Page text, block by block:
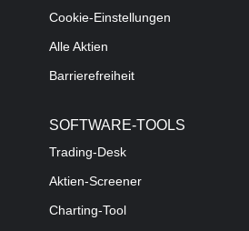
Cookie-Einstellungen
Alle Aktien
Barrierefreiheit
SOFTWARE-TOOLS
Trading-Desk
Aktien-Screener
Charting-Tool